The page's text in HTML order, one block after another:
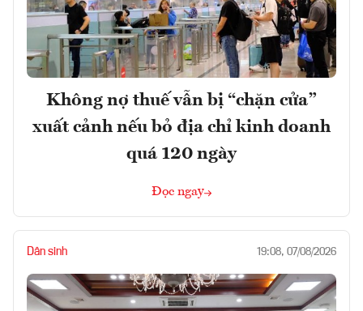
Không nợ thuế vẫn bị “chặn cửa”
xuất cảnh nếu bỏ địa chỉ kinh doanh
quá 120 ngày
Đọc ngay
Dân sinh 19:08, 07/08/2026